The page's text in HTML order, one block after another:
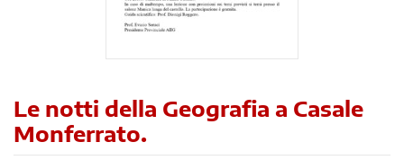
Le notti della Geografia a Casale
Monferrato.